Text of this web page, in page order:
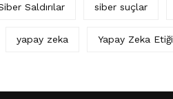
Saldırılar siber suçlar
yapay zeka Yapay Zeka Etiği